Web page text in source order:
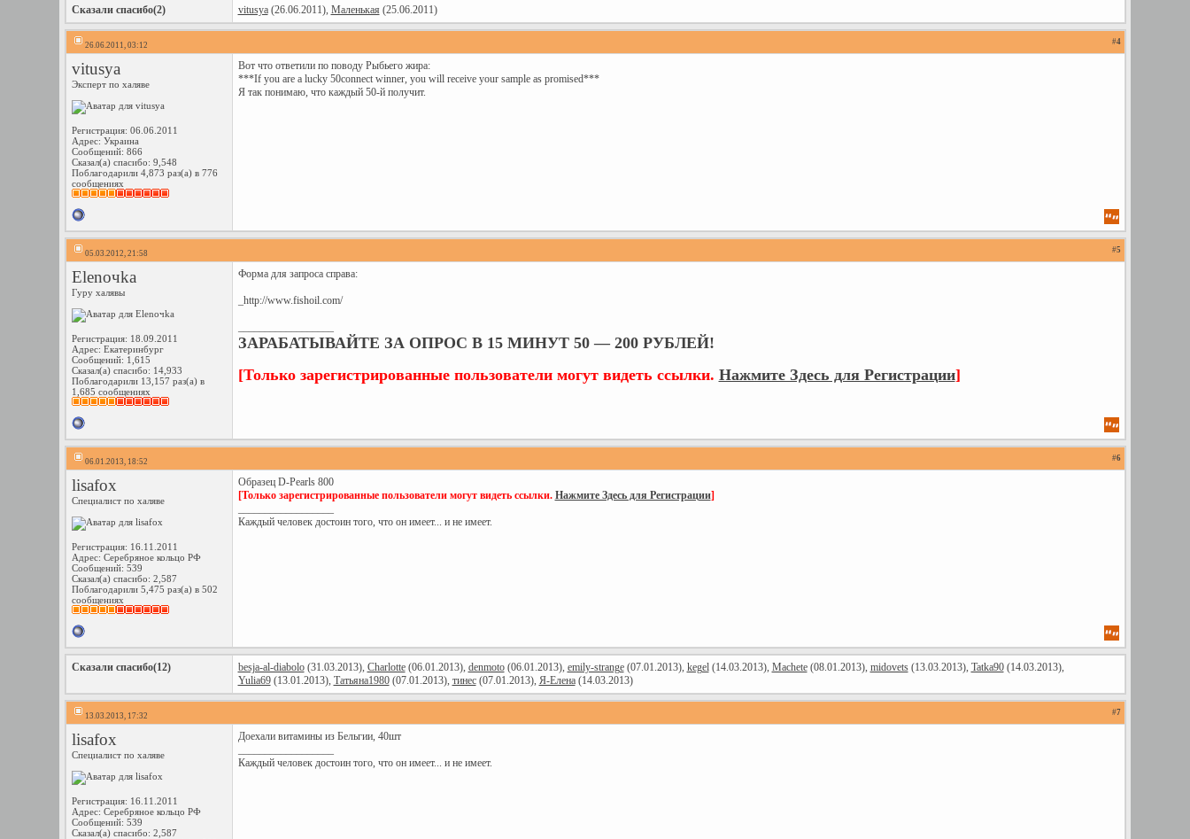
Сказали спасибо(2) vitusya(26.06.2011), Маленькая (25.06.2011)
26.06.2011, 03:12 #4
vitusya
Эксперт по халяве
Регистрация: 06.06.2011
Адрес: Украина
Сообщений: 866
Сказал(а) спасибо: 9,548
Поблагодарили 4,873 раз(а) в 776
сообщениях
Вот что ответили по поводу Рыбьего жира:
***If you are a lucky 50connect winner, you will receive your sample as promised***
Я так понимаю, что каждый 50-й получит.
05.03.2012, 21:58 #5
Elenoчka
Гуру халявы
Регистрация: 18.09.2011
Адрес: Екатеринбург
Сообщений: 1,615
Сказал(а) спасибо: 14,933
Поблагодарили 13,157 раз(а) в
1,685 сообщениях
Форма для запроса справа:
_http://www.fishoil.com/
ЗАРАБАТЫВАЙТЕ ЗА ОПРОС В 15 МИНУТ 50 — 200 РУБЛЕЙ!
[Только зарегистрированные пользователи могут видеть ссылки. Нажмите Здесь для Регистрации]
06.01.2013, 18:52 #6
lisafox
Специалист по халяве
Регистрация: 16.11.2011
Адрес: Серебряное кольцо РФ
Сообщений: 539
Сказал(а) спасибо: 2,587
Поблагодарили 5,475 раз(а) в 502
сообщениях
Образец D-Pearls 800
[Только зарегистрированные пользователи могут видеть ссылки. Нажмите Здесь для Регистрации]
Каждый человек достоин того, что он имеет... и не имеет.
Сказали спасибо(12) besja-al-diabolo(31.03.2013), Charlotte(06.01.2013), denmoto(06.01.2013), emily-strange(07.01.2013), kegel(14.03.2013), Machete(08.01.2013), midovets(13.03.2013), Tatka90(14.03.2013),
Yulia69(13.01.2013), Татьяна1980(07.01.2013), тинес(07.01.2013), Я-Елена(14.03.2013)
13.03.2013, 17:32 #7
lisafox
Специалист по халяве
Регистрация: 16.11.2011
Адрес: Серебряное кольцо РФ
Сообщений: 539
Сказал(а) спасибо: 2,587
Доехали витамины из Бельгии, 40шт
Каждый человек достоин того, что он имеет... и не имеет.